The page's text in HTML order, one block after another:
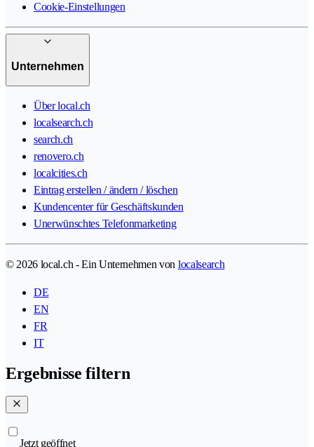
Cookie-Einstellungen
Unternehmen
Über local.ch
localsearch.ch
search.ch
renovero.ch
localcities.ch
Eintrag erstellen / ändern / löschen
Kundencenter für Geschäftskunden
Unerwünschtes Telefonmarketing
© 2026 local.ch - Ein Unternehmen von localsearch
DE
EN
FR
IT
Ergebnisse filtern
Jetzt geöffnet